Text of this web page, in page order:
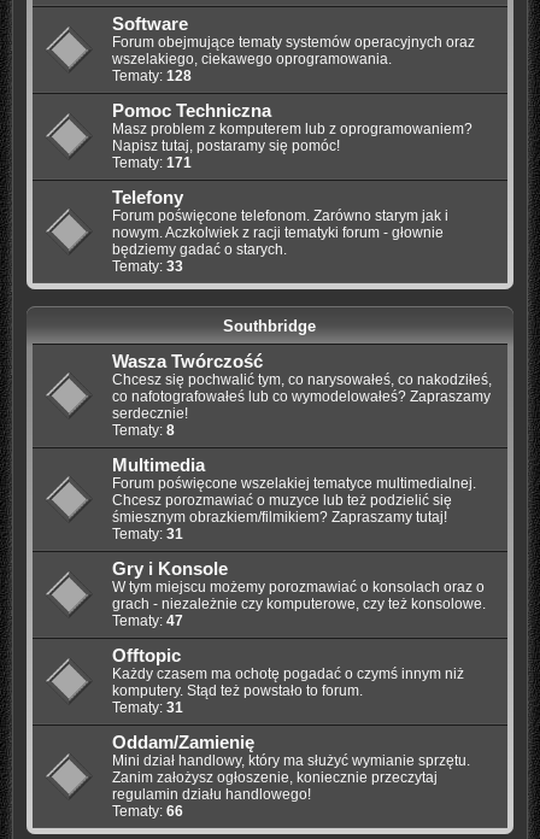
Software
Forum obejmujące tematy systemów operacyjnych oraz
wszelakiego, ciekawego oprogramowania.
Tematy: 128
Pomoc Techniczna
Masz problem z komputerem lub z oprogramowaniem?
Napisz tutaj, postaramy się pomóc!
Tematy: 171
Telefony
Forum poświęcone telefonom. Zarówno starym jak i
nowym. Aczkolwiek z racji tematyki forum - głownie
będziemy gadać o starych.
Tematy: 33
Southbridge
Wasza Twórczość
Chcesz się pochwalić tym, co narysowałeś, co nakodziłeś,
co nafotografowałeś lub co wymodelowałeś? Zapraszamy
serdecznie!
Tematy: 8
Multimedia
Forum poświęcone wszelakiej tematyce multimedialnej.
Chcesz porozmawiać o muzyce lub też podzielić się
śmiesznym obrazkiem/filmikiem? Zapraszamy tutaj!
Tematy: 31
Gry i Konsole
W tym miejscu możemy porozmawiać o konsolach oraz o
grach - niezależnie czy komputerowe, czy też konsolowe.
Tematy: 47
Offtopic
Każdy czasem ma ochotę pogadać o czymś innym niż
komputery. Stąd też powstało to forum.
Tematy: 31
Oddam/Zamienię
Mini dział handlowy, który ma służyć wymianie sprzętu.
Zanim założysz ogłoszenie, koniecznie przeczytaj
regulamin działu handlowego!
Tematy: 66